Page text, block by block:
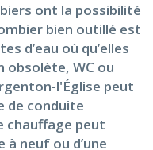
ont la possibilité
bien outillé est
d’eau où qu’elles
obsolète, WC ou
l'Église peut
de conduite
chauffage peut
à neuf ou d’une